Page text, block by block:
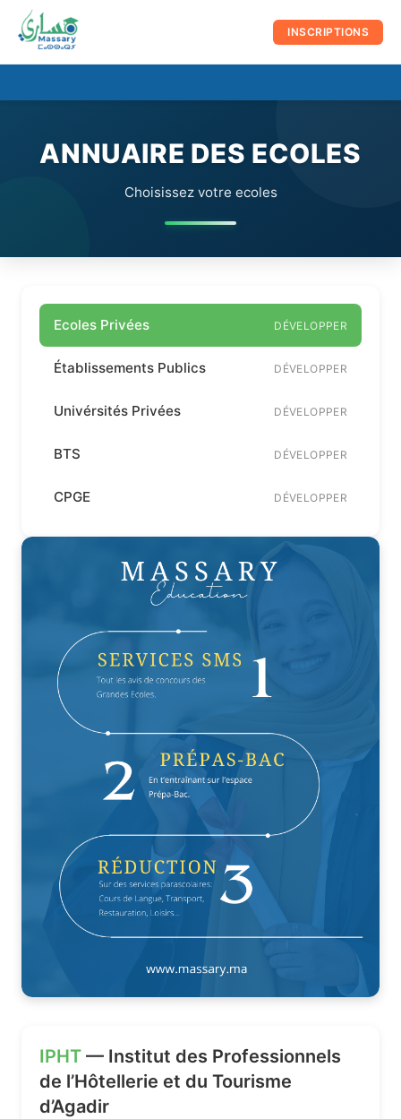
contenu
INSCRIPTIONS
ANNUAIRE DES ECOLES
Choisissez votre ecoles
Ecoles Privées DÉVELOPPER
Établissements Publics DÉVELOPPER
Univérsités Privées DÉVELOPPER
BTS DÉVELOPPER
CPGE DÉVELOPPER
IPHT — Institut des Professionnels
de l’Hôtellerie et du Tourisme
d’Agadir